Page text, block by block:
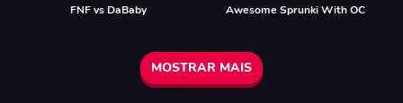
FNF vs DaBaby Awesome Sprunki With OC
MOSTRAR MAIS